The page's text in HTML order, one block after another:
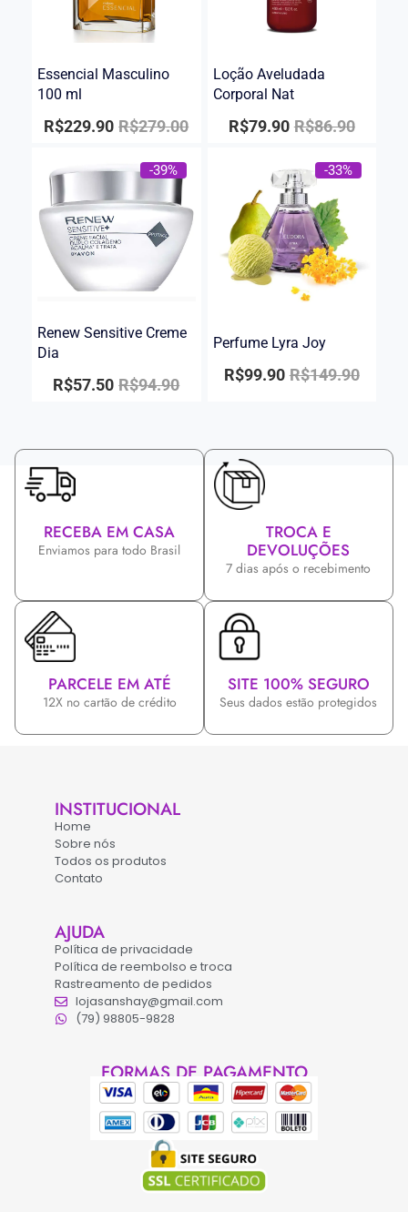
Essencial Masculino
100 ml
R$279.00
R$229.90
Loção Aveludada
Corporal Nat
R$86.90
R$79.90
-39%
Renew Sensitive Creme
Dia
R$94.90
R$57.50
-33%
Perfume Lyra Joy
R$149.90
R$99.90
RECEBA EM CASA
Enviamos para todo Brasil
TROCA E
DEVOLUÇÕES
7 dias após o recebimento
PARCELE EM ATÉ
12X no cartão de crédito
SITE 100% SEGURO
Seus dados estão protegidos
INSTITUCIONAL
Home
Sobre nós
Todos os produtos
Contato
AJUDA
Política de privacidade
Política de reembolso e troca
Rastreamento de pedidos
lojasanshay@gmail.com
(79) 98805-9828
FORMAS DE PAGAMENTO